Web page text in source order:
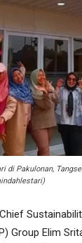
di Pakulonan,
Group Elim